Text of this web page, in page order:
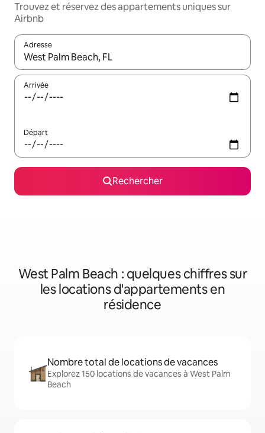
Trouvez et réservez des appartements uniques sur
Airbnb
Adresse
Lorsque les résultats s'affichent, utilisez les flèches vers le
Arrivée
Départ
Rechercher
West Palm Beach : quelques chiffres sur
les locations d'appartements en
résidence
Nombre total de locations de vacances
Explorez 150 locations de vacances à West Palm
Beach